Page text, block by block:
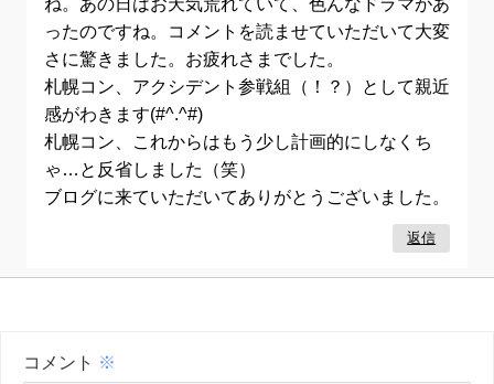
ったのですね。コメントを読ませていただいて大変
さに驚きました。お疲れさまでした。
札幌コン、アクシデント参戦組（！？）として親近
感がわきます(#^.^#)
札幌コン、これからはもう少し計画的にしなくち
ゃ…と反省しました（笑）
ブログに来ていただいてありがとうございました。
返信
コメント ※